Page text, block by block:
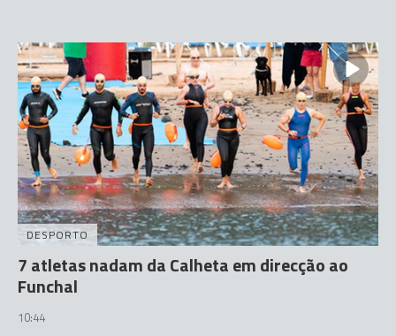
DESPORTO
7 atletas nadam da Calheta em direcção ao
Funchal
10:44